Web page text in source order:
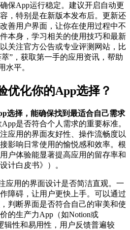
保App运行稳定。建议开启自动更
，特别是在新版本发布后。更新还
善用户界面，让你在使用过程中不
本身，学习相关的使用技巧和最新
关注官方公告或专业评测网站，比
萃”，获取第一手的应用资讯，帮助
水平。
优化你的App选择？
选择，能确保找到最适合自己需求
是否符合个人需求的重要标准。
应用的界面友好性、操作流畅度以
影响日常使用的愉悦感和效率。根
户体验能显著提高应用的留存率和
计白皮书》）。
应用的界面设计是否简洁直观。一
障碍，让用户更快上手。可以通过
判断界面是否符合自己的审美和使
的生产力App（如Notion或
辑性和易用性，用户反馈普遍较